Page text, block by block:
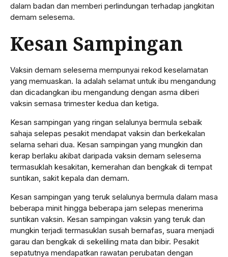
dalam badan dan memberi perlindungan terhadap jangkitan
demam selesema.
Kesan Sampingan
Vaksin demam selesema mempunyai rekod keselamatan
yang memuaskan. Ia adalah selamat untuk ibu mengandung
dan dicadangkan ibu mengandung dengan asma diberi
vaksin semasa trimester kedua dan ketiga.
Kesan sampingan yang ringan selalunya bermula sebaik
sahaja selepas pesakit mendapat vaksin dan berkekalan
selama sehari dua. Kesan sampingan yang mungkin dan
kerap berlaku akibat daripada vaksin demam selesema
termasuklah kesakitan, kemerahan dan bengkak di tempat
suntikan, sakit kepala dan demam.
Kesan sampingan yang teruk selalunya bermula dalam masa
beberapa minit hingga beberapa jam selepas menerima
suntikan vaksin. Kesan sampingan vaksin yang teruk dan
mungkin terjadi termasuklan susah bernafas, suara menjadi
garau dan bengkak di sekeliling mata dan bibir. Pesakit
sepatutnya mendapatkan rawatan perubatan dengan